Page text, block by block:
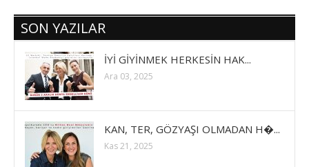
SON YAZILAR
İYİ GİYİNMEK HERKESİN HAK...
Ara 03, 2025
KAN, TER, GÖZYAŞI OLMADAN H�...
Kas 21, 2025